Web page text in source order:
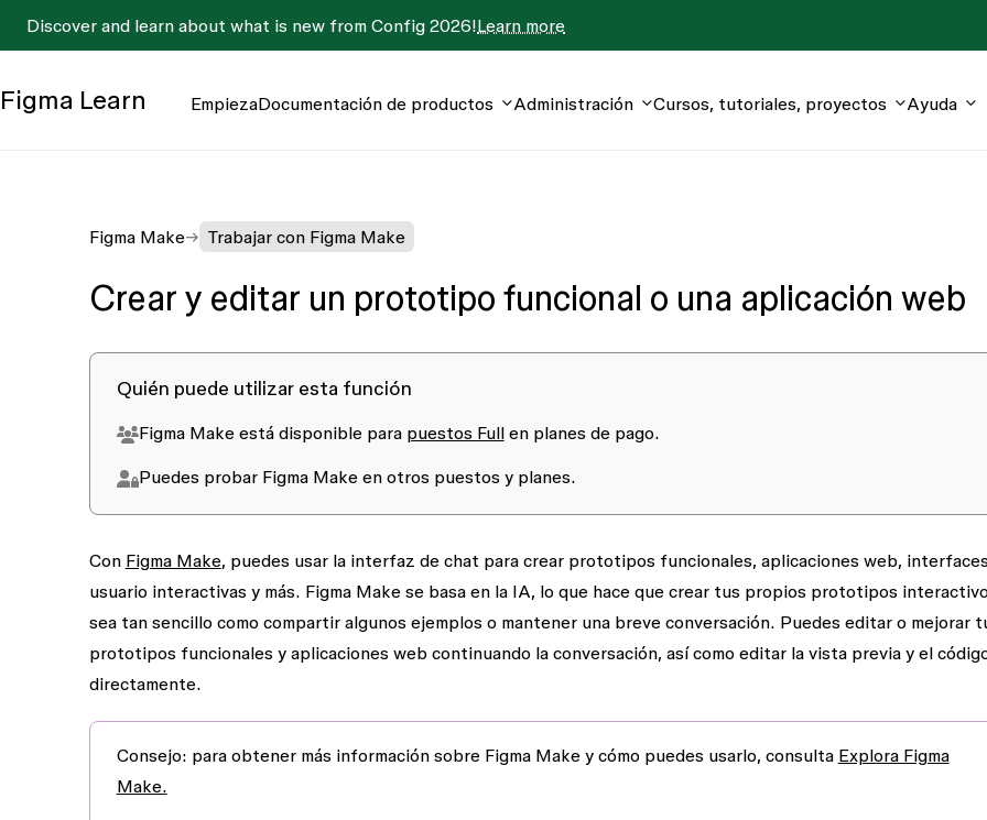
Discover and learn about what is new from Config 2026!Learn more
Figma Learn EmpiezaDocumentación de productos Administración Cursos, tutoriales, proyectos Ayuda
Figma Make Trabajar con Figma Make
Crear y editar un prototipo funcional o una aplicación web
Quién puede utilizar esta función
Figma Make está disponible para puestos Fullen planes de pago.
Puedes probar Figma Make en otros puestos y planes.
Con Figma Make, puedes usar la interfaz de chat para crear prototipos funcionales, aplicaciones web,
usuario interactivas y más. Figma Make se basa en la IA, lo que hace que crear tus propios prototipos
sea tan sencillo como compartir algunos ejemplos o mantener una breve conversación. Puedes editar o mejorar
prototipos funcionales y aplicaciones web continuando la conversación, así como editar la vista previa y el
directamente.
Consejo: para obtener más información sobre Figma Make y cómo puedes usarlo, consulta Explora Figma
Make.